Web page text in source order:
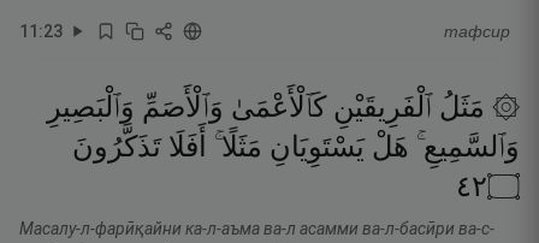
11:23 тафсир
۞ مَثَلُ ٱلْفَرِيقَيْنِ كَٱلْأَعْمَىٰ وَٱلْأَصَمِّ وَٱلْبَصِيرِ
وَٱلسَّمِيعِ ۚ هَلْ يَسْتَوِيَانِ مَثَلًا ۚ أَفَلَا تَذَكَّرُونَ
۝٢٤
Масалу-л-фарӣқайни ка-л-аъма ва-л асамми ва-л-басӣри ва-с-